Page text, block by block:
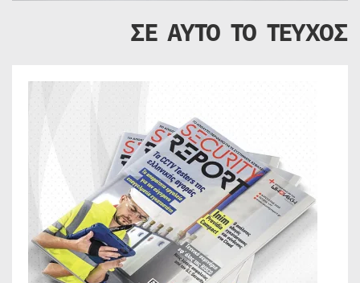
ΣΕ ΑΥΤΟ ΤΟ ΤΕΥΧΟΣ